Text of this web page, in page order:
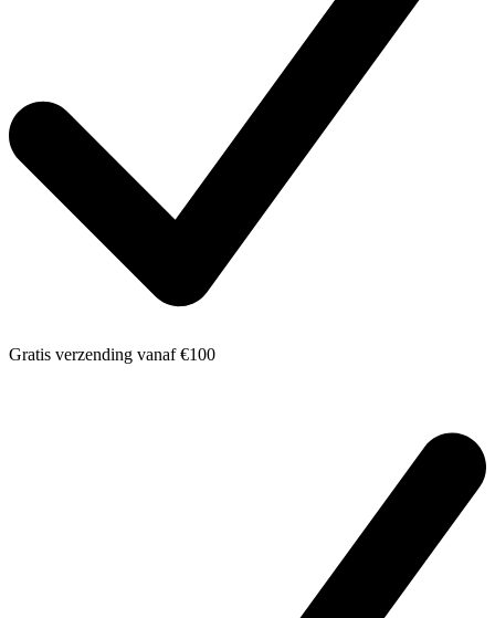
Gratis verzending vanaf €100